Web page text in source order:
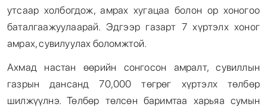
утсаар холбогдож, амрах хугацаа болон ор хоногоо
баталгаажуулаарай. Эдгээр газарт 7 хүртэлх хоног
амрах, сувилуулах боломжтой.
Ахмад настан өөрийн сонгосон амралт, сувиллын
газрын дансанд 70,000 төгрөг хүртэлх төлбөр
шилжүүлнэ. Төлбөр төлсөн баримтаа харьяа сумын